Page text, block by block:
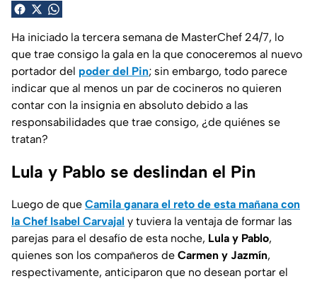
Ha iniciado la tercera semana de MasterChef 24/7, lo
que trae consigo la gala en la que conoceremos al nuevo
portador del poder del Pin; sin embargo, todo parece
indicar que al menos un par de cocineros no quieren
contar con la insignia en absoluto debido a las
responsabilidades que trae consigo, ¿de quiénes se
tratan?
Lula y Pablo se deslindan el Pin
Luego de que Camila ganara el reto de esta mañana con
la Chef Isabel Carvajal y tuviera la ventaja de formar las
parejas para el desafío de esta noche, Lula y Pablo,
quienes son los compañeros de Carmen y Jazmín,
respectivamente, anticiparon que no desean portar el